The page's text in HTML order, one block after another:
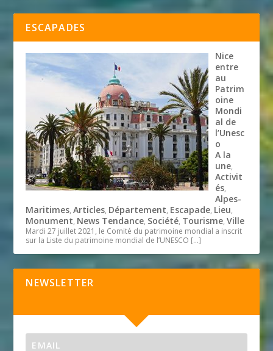
ESCAPADES
Nice
entre
au
Patrim
oine
Mondi
al de
l’Unesc
o
A la
une,
Activit
és,
Alpes-
Maritimes,Articles, Département, Escapade, Lieu,
Monument, News Tendance, Société, Tourisme,Ville
Mardi 27 juillet 2021, le Comité du patrimoine mondial a inscrit
sur la Liste du patrimoine mondial de l’UNESCO […]
NEWSLETTER